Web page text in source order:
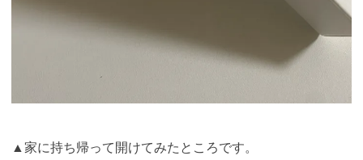
▲家に持ち帰って開けてみたところです。